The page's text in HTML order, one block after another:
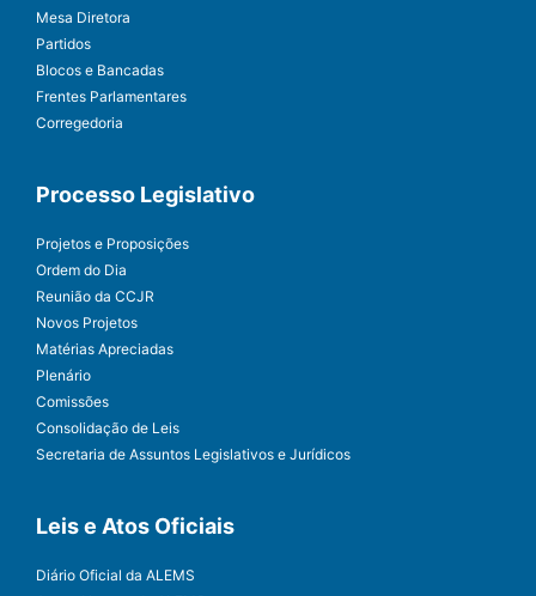
Mesa Diretora
Partidos
Blocos e Bancadas
Frentes Parlamentares
Corregedoria
Processo Legislativo
Projetos e Proposições
Ordem do Dia
Reunião da CCJR
Novos Projetos
Matérias Apreciadas
Plenário
Comissões
Consolidação de Leis
Secretaria de Assuntos Legislativos e Jurídicos
Leis e Atos Oficiais
Diário Oficial da ALEMS